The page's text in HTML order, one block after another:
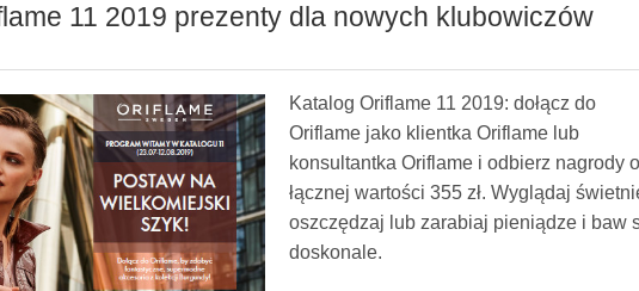
11 2019 prezenty dla nowych klubowiczów
Katalog Oriflame 11 2019: dołącz do
Oriflame jako klientka Oriflame lub
konsultantka Oriflame i odbierz nagrody o
łącznej wartości 355 zł. Wyglądaj
oszczędzaj lub zarabiaj pieniądze i baw
doskonale.